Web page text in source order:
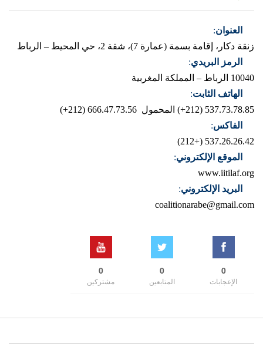
العنوان:
زنقة دكار، إقامة بسمة (عمارة 7)، شقة 2، حي المحيط – الرباط
الرمز البريدي:
10040 الرباط – المملكة المغربية
الهاتف الثابت:
537.73.78.85 (212+)
المحمول 666.47.73.56 (212+)
الفاكس:
537.26.26.42 (+212)
الموقع الإلكتروني:
www.iitilaf.org
البريد الإلكتروني:
coalitionarabe@gmail.com
0
الإعجابات
0
المتابعين
0
مشتركين